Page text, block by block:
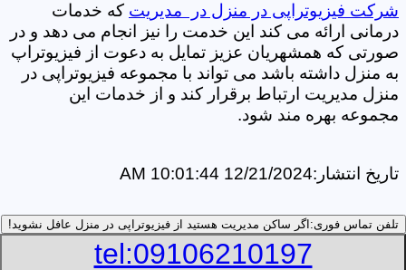
شرکت فیزیوتراپی در منزل در مدیریت که خدمات
درمانی ارائه می کند این خدمت را نیز انجام می دهد و در
صورتی که همشهریان عزیز تمایل به دعوت از فیزیوتراپ
به منزل داشته باشد می تواند با مجموعه فیزیوتراپی در
منزل مدیریت ارتباط برقرار کند و از خدمات این
مجموعه بهره مند شود.
تاریخ انتشار:12/21/2024 10:01:44 AM
تلفن تماس فوری: اگر ساکن مدیریت هستید از فیزیوتراپی در منزل عافل نشوید!
tel:09106210197